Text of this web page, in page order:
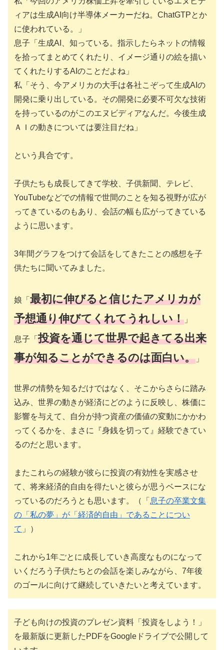
ィアは生成AI向け半導体メーカーだね。ChatGTPとか
に使われている。」
息子「生成AI、知っている。指示したらネットの情報
を拾ってまとめてくれたり、イメージ通りの絵を描い
てくれたりするAIのことだよね」
私「そう、今アメリカの大手は各社こぞって生成AIの
開発に乗り出している。その開発に必要不可欠な技術
を持っているのがこのエヌビディアなんだ。今後生成
ＡＩの動きについては要注目だね」
という具合です。
子供たちも成長してきて学校、子供新聞、テレビ、
YouTubeなどでの情報で世間のことを知る視野が広が
ってきているのもあり、会話の幅も広がってきている
ように思います。
3年間グラフをつけて会話をしてきたことの感想を子
供たちに聞いてみました。
娘「 最初に伸びると信じたアメリカが
予想通り伸びてくれてうれしい！ 」
息子「投資を通じて世界で起きてる出来
事が知ることができるのは面白い。 」
世界の情勢を知るだけではなく、そこからさらに踏み
込み、世界の動きが経済にどのように反映し、株価に
影響を与えて、自分が持つ資産の価値の変動にかかわ
ってくるかを、まさに『身銭を切って』経験できてい
るのだと思います。
またこれらの経験が彼らに投資の有効性を実感させ
て、将来経済的自由を得たいと彼らが思うベースにな
っているのだろうとも思います。（「 息子の卒業文集
の「私の夢」が「経済的自由」であることについ
て 」）
これから1年ごとに成長していき高度なものになって
いくだろう子供たちとの会話を楽しみながら、7年後
のゴールに向けて継続していきたいと考えています。
子ども向けの投資のプレゼン資料「投資をしよう！」
を最新版に更新したPDFをGoogleドライブで公開して